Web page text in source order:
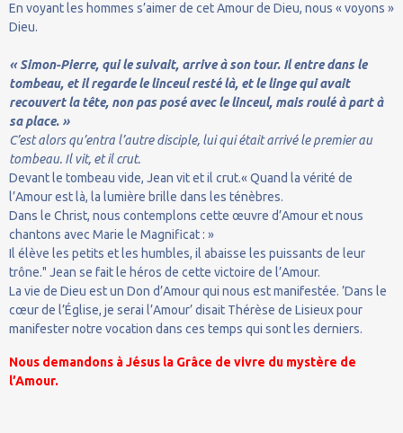
En voyant les hommes s’aimer de cet Amour de Dieu, nous « voyons »
Dieu.
« Simon-Pierre, qui le suivait, arrive à son tour. Il entre dans le
tombeau, et il regarde le linceul resté là, et le linge qui avait
recouvert la tête, non pas posé avec le linceul, mais roulé à part à
sa place. »
C’est alors qu’entra l’autre disciple, lui qui était arrivé le premier au
tombeau. Il vit, et il crut.
Devant le tombeau vide, Jean vit et il crut.« Quand la vérité de
l’Amour est là, la lumière brille dans les ténèbres.
Dans le Christ, nous contemplons cette œuvre d’Amour et nous
chantons avec Marie le Magnificat : »
Il élève les petits et les humbles, il abaisse les puissants de leur
trône." Jean se fait le héros de cette victoire de l’Amour.
La vie de Dieu est un Don d’Amour qui nous est manifestée. ’Dans le
cœur de l’Église, je serai l’Amour’ disait Thérèse de Lisieux pour
manifester notre vocation dans ces temps qui sont les derniers.
Nous demandons à Jésus la Grâce de vivre du mystère de
l’Amour.